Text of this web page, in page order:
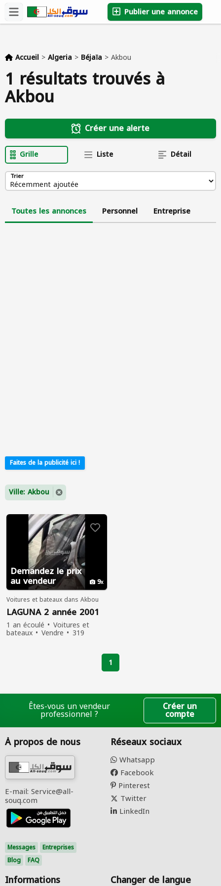
Publier une annonce
Accueil >Algeria > Béjaïa >Akbou
1 résultats trouvés à
Akbou
Créer une alerte
Grille Liste Détail
Trier
Toutes les annonces Personnel Entreprise
Faites de la publicité ici !
Ville: Akbou
Demandez le prix
au vendeur 9
Voitures et bateaux dans Akbou
LAGUNA 2 année 2001
1 an écoulé Voitures et
bateaux Vendre 319
1
Êtes-vous un vendeur
professionnel ?
Créer un
compte
À propos de nous
E-mail: Service@all-
souq.com
Messages
Entreprises
Blog
FAQ
Réseaux sociaux
Whatsapp
Facebook
Pinterest
Twitter
LinkedIn
Informations Changer de langue